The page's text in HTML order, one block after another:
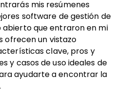
mis resúmenes
software de gestión de
abierto que entraron en mi
ofrecen un vistazo
clave, pros y
y casos de uso ideales de
ayudarte a encontrar la